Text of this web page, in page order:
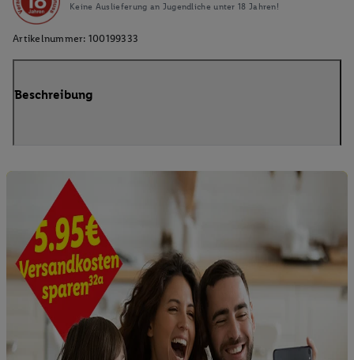
Keine Auslieferung an Jugendliche unter 18 Jahren!
Artikelnummer: 100199333
Beschreibung